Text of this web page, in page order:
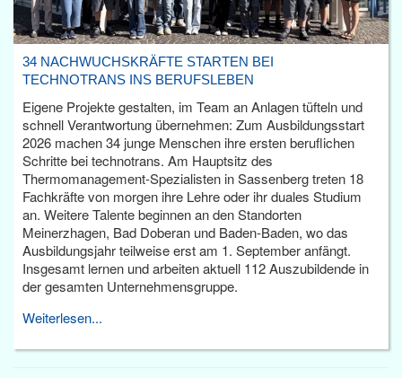
34 NACHWUCHSKRÄFTE STARTEN BEI
TECHNOTRANS INS BERUFSLEBEN
Eigene Projekte gestalten, im Team an Anlagen tüfteln und
schnell Verantwortung übernehmen: Zum Ausbildungsstart
2026 machen 34 junge Menschen ihre ersten beruflichen
Schritte bei technotrans. Am Hauptsitz des
Thermomanagement-Spezialisten in Sassenberg treten 18
Fachkräfte von morgen ihre Lehre oder ihr duales Studium
an. Weitere Talente beginnen an den Standorten
Meinerzhagen, Bad Doberan und Baden-Baden, wo das
Ausbildungsjahr teilweise erst am 1. September anfängt.
Insgesamt lernen und arbeiten aktuell 112 Auszubildende in
der gesamten Unternehmensgruppe.
Weiterlesen...